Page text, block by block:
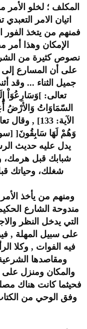
المكلف ؛ لخلو
اتيان الامر
فمنهم من يتخذ الفور
الإمكان وهذا
نصوص كثيرة من
على أن المسارع إلى
جميل الثناء ... وقد
تعالى: ]وَسَارِعُوَاْ
السّمَاوَاتُ وَالأرْضُ
الآية: 133]
شبابك قبل
شغلك، وحياتك
ومنهم من يأخذ
مندوحة الشارع
التي يدخل النظر
على سبيل المهلة ,
فيه الفوات , وكلا
ومقاصدها
والمكان ومنزل على
فحيثما كانت هناك
وفق الوحي من